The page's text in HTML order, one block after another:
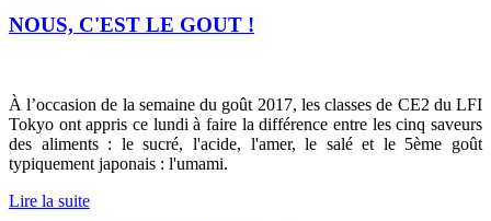
NOUS, C'EST LE GOUT !
À l’occasion de la semaine du goût 2017, les classes de CE2 du LFI
Tokyo ont appris ce lundi à faire la différence entre les cinq saveurs
des aliments : le sucré, l'acide, l'amer, le salé et le 5ème goût
typiquement japonais : l'umami.
Lire la suite